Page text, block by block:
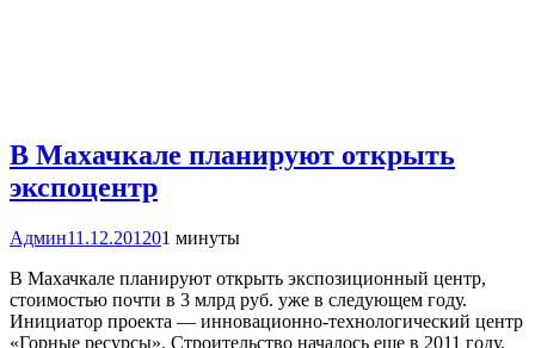
В Махачкале планируют открыть
экспоцентр
Админ11.12.201201 минуты
В Махачкале планируют открыть экспозиционный центр,
стоимостью почти в 3 млрд руб. уже в следующем году.
Инициатор проекта — инновационно-технологический центр
«Горные ресурсы». Строительство началось еще в 2011 году.